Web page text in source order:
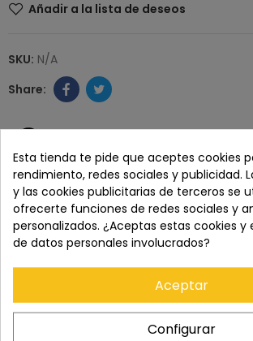
Añadir a la lista de deseos
SKU: N/A
seguro.
Los pedidos se entregan en un
laborables.
Recuerda que tienes 15 días,
del pedido, para solicitar la
Esta tienda te pide que aceptes cookies
rendimiento, redes sociales y publicidad.
y las cookies publicitarias de terceros se
ofrecerte funciones de redes sociales y
personalizados. ¿Aceptas estas cookies
de datos personales involucrados?
Aceptar
Configurar